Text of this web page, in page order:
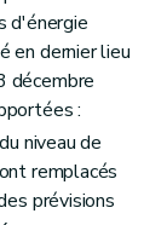
d'énergie
en dernier lieu
décembre
:
niveau de
remplacés
prévisions